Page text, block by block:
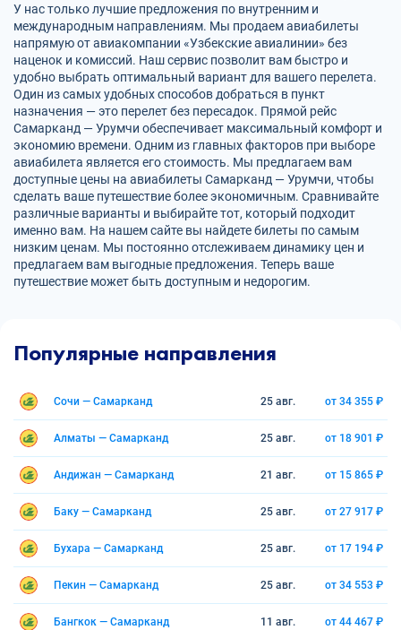
У нас только лучшие предложения по внутренним и
международным направлениям. Мы продаем авиабилеты
напрямую от авиакомпании «Узбекские авиалинии» без
наценок и комиссий. Наш сервис позволит вам быстро и
удобно выбрать оптимальный вариант для вашего перелета.
Один из самых удобных способов добраться в пункт
назначения — это перелет без пересадок. Прямой рейс
Самарканд — Урумчи обеспечивает максимальный комфорт и
экономию времени. Одним из главных факторов при выборе
авиабилета является его стоимость. Мы предлагаем вам
доступные цены на авиабилеты Самарканд — Урумчи, чтобы
сделать ваше путешествие более экономичным. Сравнивайте
различные варианты и выбирайте тот, который подходит
именно вам. На нашем сайте вы найдете билеты по самым
низким ценам. Мы постоянно отслеживаем динамику цен и
предлагаем вам выгодные предложения. Теперь ваше
путешествие может быть доступным и недорогим.
Популярные направления
Сочи — Самарканд 25 авг. от 34 355 ₽
Алматы — Самарканд 25 авг. от 18 901 ₽
Андижан — Самарканд 21 авг. от 15 865 ₽
Баку — Самарканд 25 авг. от 27 917 ₽
Бухара — Самарканд 25 авг. от 17 194 ₽
Пекин — Самарканд 25 авг. от 34 553 ₽
Бангкок — Самарканд 11 авг. от 44 467 ₽